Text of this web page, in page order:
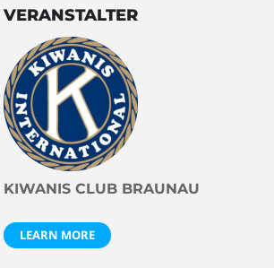
VERANSTALTER
KIWANIS CLUB BRAUNAU
LEARN MORE